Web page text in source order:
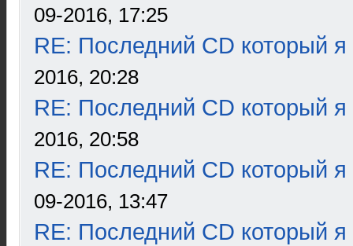
09-2016, 17:25
RE: Последний CD который я
2016, 20:28
RE: Последний CD который я
2016, 20:58
RE: Последний CD который я
09-2016, 13:47
RE: Последний CD который я